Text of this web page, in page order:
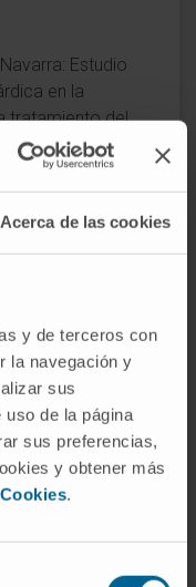
Acerca de las cookies
y de terceros con
la navegación y
sus
de la página
sus preferencias,
y obtener más
.
Estudio
en la
tratamiento del
en el campo
de Experto